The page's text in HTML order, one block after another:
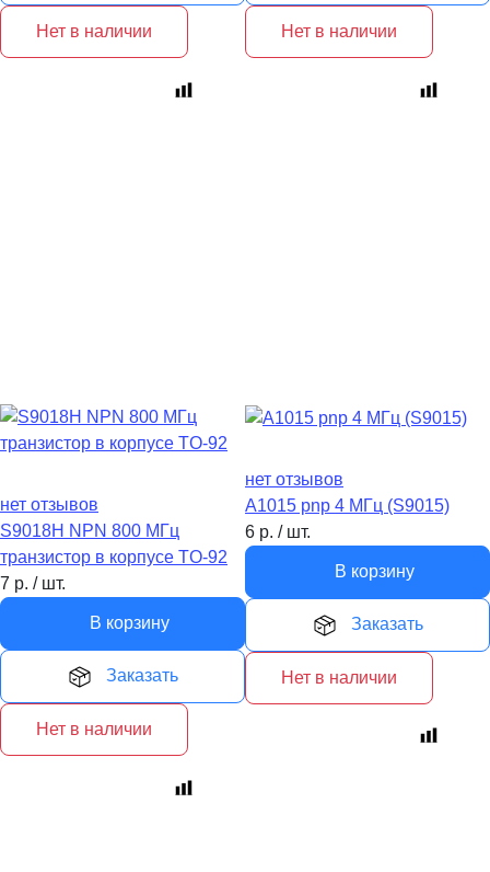
Нет в наличии Нет в наличии
нет отзывов
S9018H NPN 800 MГц
транзистор в корпусе TO-92
7 р. / шт.
В корзину
Заказать
Нет в наличии
нет отзывов
A1015 pnp 4 MГц (S9015)
6 р. / шт.
В корзину
Заказать
Нет в наличии